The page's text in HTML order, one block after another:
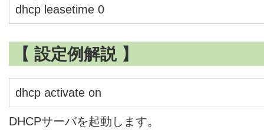
dhcp leasetime 0
【 設定例解説 】
dhcp activate on
DHCPサーバを起動します。